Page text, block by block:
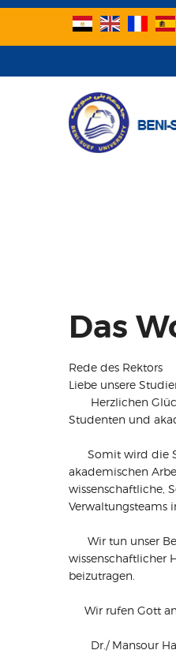
Das
Rede des Rektors
Liebe unsere
Herzlichen
Studenten und
Somit wird die
akademischen
wissenschaftliche,
Verwaltungsteams
Wir tun unser
wissenschaftlicher
beizutragen.
Wir rufen Gott an,
Dr./ Mansour